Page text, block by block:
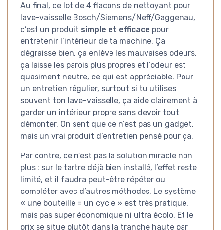
Au final, ce lot de 4 flacons de nettoyant pour
lave-vaisselle Bosch/Siemens/Neff/Gaggenau,
c’est un produit simple et efficace pour
entretenir l’intérieur de ta machine. Ça
dégraisse bien, ça enlève les mauvaises odeurs,
ça laisse les parois plus propres et l’odeur est
quasiment neutre, ce qui est appréciable. Pour
un entretien régulier, surtout si tu utilises
souvent ton lave-vaisselle, ça aide clairement à
garder un intérieur propre sans devoir tout
démonter. On sent que ce n’est pas un gadget,
mais un vrai produit d’entretien pensé pour ça.
Par contre, ce n’est pas la solution miracle non
plus : sur le tartre déjà bien installé, l’effet reste
limité, et il faudra peut-être répéter ou
compléter avec d’autres méthodes. Le système
« une bouteille = un cycle » est très pratique,
mais pas super économique ni ultra écolo. Et le
prix se situe plutôt dans la tranche haute par